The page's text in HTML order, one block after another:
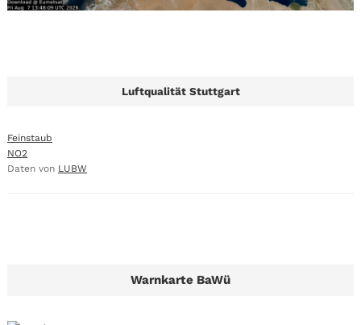
Luftqualität Stuttgart
Feinstaub
NO2
Daten von LUBW
Warnkarte BaWü